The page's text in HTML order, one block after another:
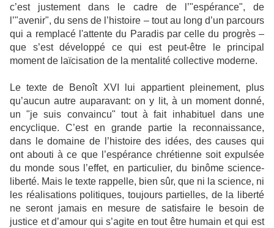
c’est justement dans le cadre de l’"espérance", de
l’"avenir", du sens de l’histoire – tout au long d’un parcours
qui a remplacé l'attente du Paradis par celle du progrès –
que s’est développé ce qui est peut-être le principal
moment de laïcisation de la mentalité collective moderne.
Le texte de Benoît XVI lui appartient pleinement, plus
qu’aucun autre auparavant: on y lit, à un moment donné,
un "je suis convaincu" tout à fait inhabituel dans une
encyclique. C’est en grande partie la reconnaissance,
dans le domaine de l’histoire des idées, des causes qui
ont abouti à ce que l’espérance chrétienne soit expulsée
du monde sous l’effet, en particulier, du binôme science-
liberté. Mais le texte rappelle, bien sûr, que ni la science, ni
les réalisations politiques, toujours partielles, de la liberté
ne seront jamais en mesure de satisfaire le besoin de
justice et d’amour qui s’agite en tout être humain et qui est